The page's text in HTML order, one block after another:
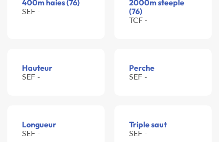
400m haies (76)
SEF -
2000m steeple
(76)
TCF -
Hauteur
SEF -
Perche
SEF -
Longueur
SEF -
Triple saut
SEF -